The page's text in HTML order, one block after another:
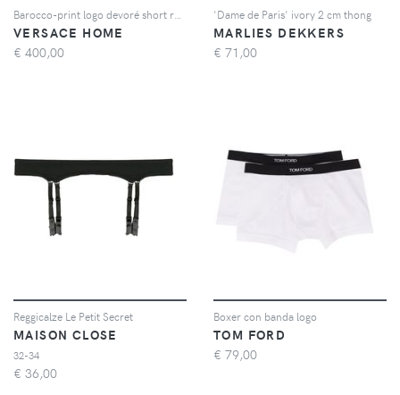
VERSACE HOME
€ 400,00
'Dame de Paris' ivory 2 cm thong
MARLIES DEKKERS
€ 71,00
Reggicalze Le Petit Secret
MAISON CLOSE
32-34
€ 36,00
Boxer con banda logo
TOM FORD
€ 79,00